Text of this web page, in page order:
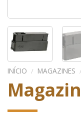
INÍCIO / MAGAZINES /